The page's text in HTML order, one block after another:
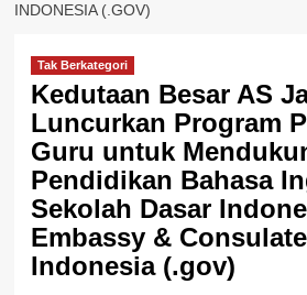
INDONESIA (.GOV)
Tak Berkategori
Kedutaan Besar AS
Luncurkan Program
Guru untuk
Pendidikan Bahasa
Sekolah Dasar
Embassy &
Indonesia (.gov)